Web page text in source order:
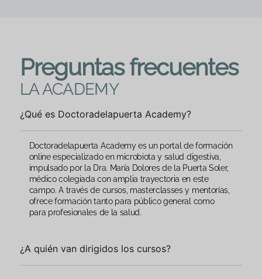
Preguntas frecuentes
LA ACADEMY
¿Qué es Doctoradelapuerta Academy?
Doctoradelapuerta Academy es un portal de formación
online especializado en microbiota y salud digestiva,
impulsado por la Dra. María Dolores de la Puerta Soler,
médico colegiada con amplia trayectoria en este
campo. A través de cursos, masterclasses y mentorías,
ofrece formación tanto para público general como
para profesionales de la salud.
¿A quién van dirigidos los cursos?